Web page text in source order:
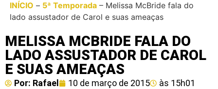
INÍCIO – 5ª Temporada – Melissa McBride fala do
lado assustador de Carol e suas ameaças
MELISSA MCBRIDE FALA DO
LADO ASSUSTADOR DE CAROL
E SUAS AMEAÇAS
Por: Rafael 10 de março de 2015 às 15h01